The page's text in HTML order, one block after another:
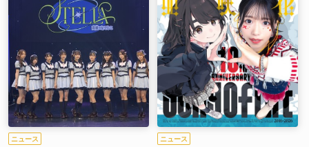
ニュース ニュース